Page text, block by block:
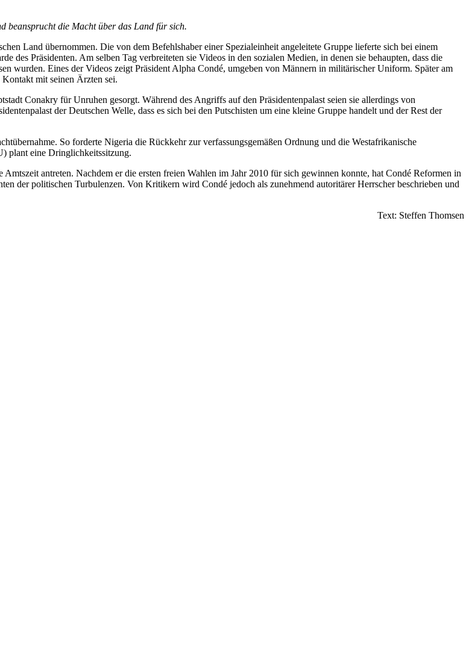
beansprucht die Macht über das Land für sich.
Land übernommen. Die von dem Befehlshaber einer Spezialeinheit angeleitete Gruppe lieferte sich bei einem
des Präsidenten. Am selben Tag verbreiteten sie Videos in den sozialen Medien, in denen sie behaupten, dass die
wurden. Eines der Videos zeigt Präsident Alpha Condé, umgeben von Männern in militärischer Uniform. Später am
mit seinen Ärzten sei.
Conakry für Unruhen gesorgt. Während des Angriffs auf den Präsidentenpalast seien sie allerdings von
der Deutschen Welle, dass es sich bei den Putschisten um eine kleine Gruppe handelt und der Rest der
So forderte Nigeria die Rückkehr zur verfassungsgemäßen Ordnung und die Westafrikanische
plant eine Dringlichkeitssitzung.
antreten. Nachdem er die ersten freien Wahlen im Jahr 2010 für sich gewinnen konnte, hat Condé Reformen in
der politischen Turbulenzen. Von Kritikern wird Condé jedoch als zunehmend autoritärer Herrscher beschrieben und
Text: Steffen Thomsen